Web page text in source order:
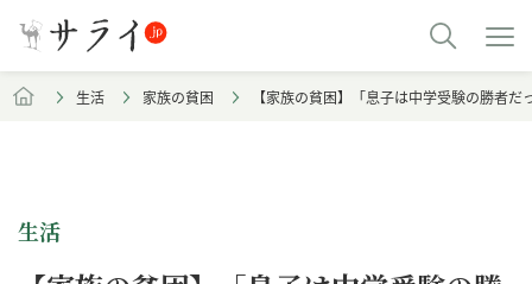
生活 家族の貧困 【家族の貧困】「息子は中学受験の勝者
生活